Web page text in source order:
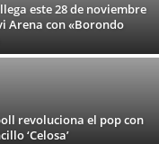
este 28 de noviembre
Arena con «Borondo
revoluciona el pop con
‘Celosa’